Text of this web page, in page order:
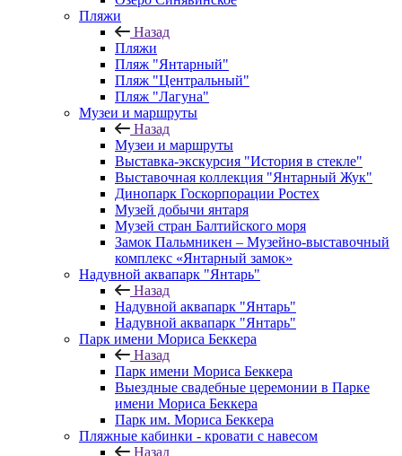
Пляжи
Назад
Пляжи
Пляж "Янтарный"
Пляж "Центральный"
Пляж "Лагуна"
Музеи и маршруты
Назад
Музеи и маршруты
Выставка-экскурсия "История в стекле"
Выставочная коллекция "Янтарный Жук"
Динопарк Госкорпорации Ростех
Музей добычи янтаря
Музей стран Балтийского моря
Замок Пальмникен – Музейно-выставочный
комплекс «Янтарный замок»
Надувной аквапарк "Янтарь"
Назад
Надувной аквапарк "Янтарь"
Надувной аквапарк "Янтарь"
Парк имени Мориса Беккера
Назад
Парк имени Мориса Беккера
Выездные свадебные церемонии в Парке
имени Мориса Беккера
Парк им. Мориса Беккера
Пляжные кабинки - кровати с навесом
Назад